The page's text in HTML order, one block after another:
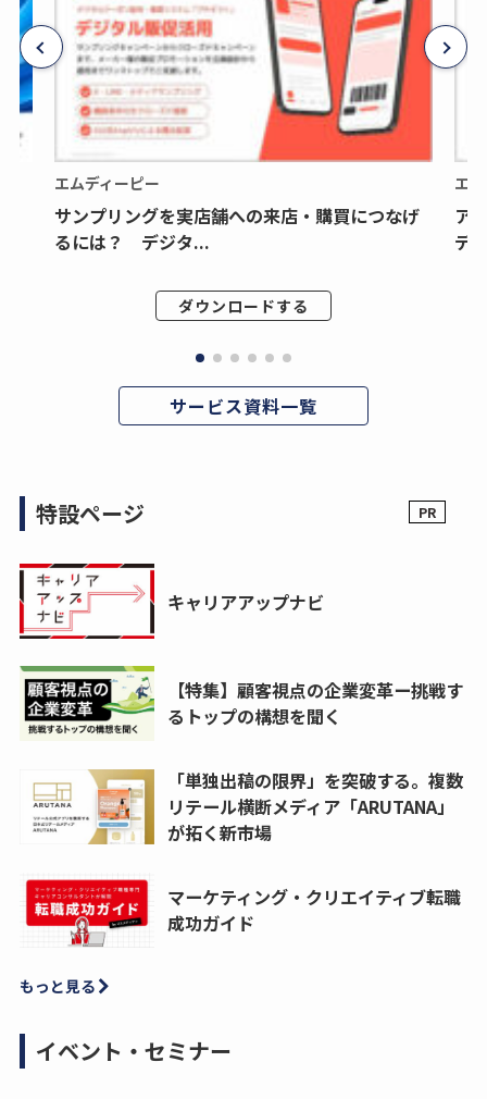
エムディーピー
サンプリングを実店舗への来店・購買につなげ
るには？ デジタ...
ダウンロードする
エ
ア
デ
サービス資料一覧
特設ページ
キャリアアップナビ
【特集】顧客視点の企業変革ー挑戦す
るトップの構想を聞く
「単独出稿の限界」を突破する。複数
リテール横断メディア「ARUTANA」
が拓く新市場
マーケティング・クリエイティブ転職
成功ガイド
もっと見る
イベント・セミナー